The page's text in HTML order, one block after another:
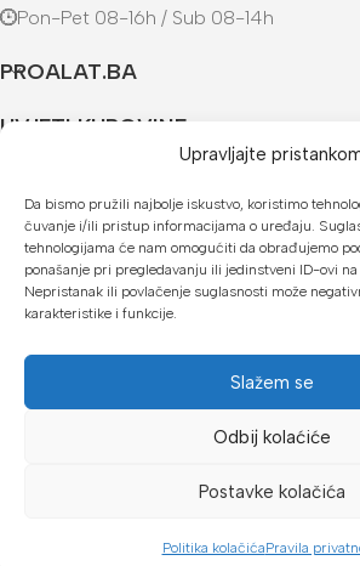
Upravljajte
Da bismo pružili najbolje iskustvo, koristimo
čuvanje i/ili pristup informacijama o uređaju.
tehnologijama će nam omogućiti da obrađujemo
ponašanje pri pregledavanju ili jedinstveni ID-ovi
Nepristanak ili povlačenje suglasnosti može
karakteristike i funkcije.
Slažem se
Odbij kolaćiće
Postavke kolačića
Politika kolačićaPravila
Pon-Pet 08-16h / Sub 08-14h
PROALAT.BA
UVJETI KUPOVINE
U našoj web trgovini možete platiti:
Kreditnim karticama jednokratno ili do
Općom uplatnicom, virmanom,
Gotovinom prilikom preuzimanja
Mikrofin do 18 rata
Copyright © 2026